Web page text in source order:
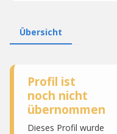
Übersicht
Profil ist
noch nicht
übernommen
Dieses Profil wurde